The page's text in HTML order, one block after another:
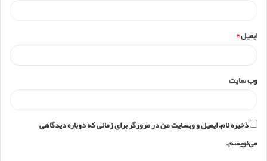
ایمیل*
وب‌ سایت
ذخیره نام، ایمیل و وبسایت من در مرورگر برای زمانی که دوباره دیدگاهی
می‌نویسم.